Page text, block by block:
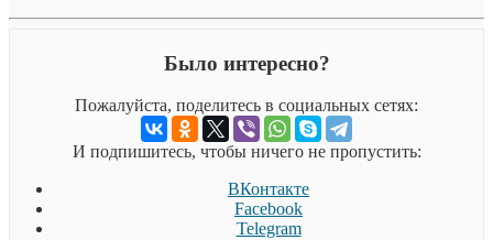
Было интересно?
Пожалуйста, поделитесь в социальных сетях:
И подпишитесь, чтобы ничего не пропустить:
ВКонтакте
Facebook
Telegram